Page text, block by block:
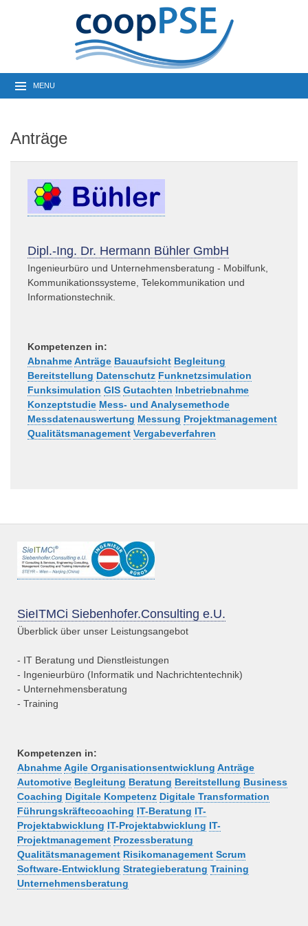
MENU
Anträge
Dipl.-Ing. Dr. Hermann Bühler GmbH
Ingenieurbüro und Unternehmensberatung - Mobilfunk,
Kommunikationssysteme, Telekommunikation und
Informationstechnik.
Kompetenzen in:
AbnahmeAnträge Bauaufsicht Begleitung
Bereitstellung Datenschutz Funknetzsimulation
Funksimulation GIS Gutachten Inbetriebnahme
Konzeptstudie Mess- und Analysemethode
Messdatenauswertung Messung Projektmanagement
Qualitätsmanagement Vergabeverfahren
SieITMCi Siebenhofer.Consulting e.U.
Überblick über unser Leistungsangebot
- IT Beratung und Dienstleistungen
- Ingenieurbüro (Informatik und Nachrichtentechnik)
- Unternehmensberatung
- Training
Kompetenzen in:
AbnahmeAgile Organisationsentwicklung Anträge
Automotive Begleitung Beratung Bereitstellung Business
Coaching Digitale Kompetenz Digitale Transformation
Führungskräftecoaching IT-Beratung IT-
Projektabwicklung IT-Projektabwicklung IT-
Projektmanagement Prozessberatung
Qualitätsmanagement Risikomanagement Scrum
Software-Entwicklung Strategieberatung Training
Unternehmensberatung